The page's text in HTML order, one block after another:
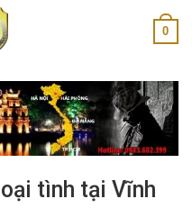
0
tình tại Vĩnh